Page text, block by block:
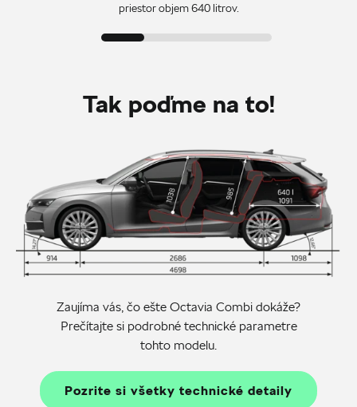
priestor objem 640 litrov.
Tak poďme na to!
Zaujíma vás, čo ešte Octavia Combi dokáže?
Prečítajte si podrobné technické parametre
tohto modelu.
Pozrite si všetky technické detaily